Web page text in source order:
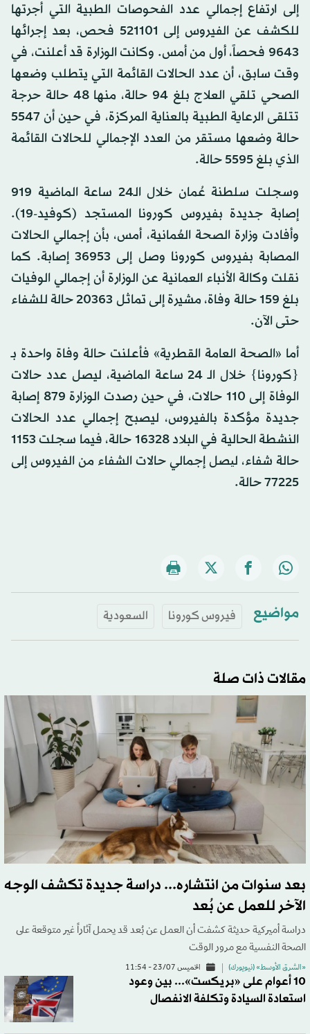
إلى ارتفاع إجمالي عدد الفحوصات الطبية التي أجرتها
للكشف عن الفيروس إلى 521101 فحص، بعد إجرائها
9643 فحصاً، أول من أمس. وكانت الوزارة قد أعلنت، في
وقت سابق، أن عدد الحالات القائمة التي يتطلب وضعها
الصحي تلقي العلاج بلغ 94 حالة، منها 48 حالة حرجة
تتلقى الرعاية الطبية بالعناية المركزة، في حين أن 5547
حالة وضعها مستقر من العدد الإجمالي للحالات القائمة
الذي بلغ 5595 حالة.
وسجلت سلطنة عُمان خلال الـ24 ساعة الماضية 919
إصابة جديدة بفيروس كورونا المستجد (كوفيد-19).
وأفادت وزارة الصحة العُمانية، أمس، بأن إجمالي الحالات
المصابة بفيروس كورونا وصل إلى 36953 إصابة. كما
نقلت وكالة الأنباء العمانية عن الوزارة أن إجمالي الوفيات
بلغ 159 حالة وفاة، مشيرة إلى تماثل 20363 حالة للشفاء
حتى الآن.
أما «الصحة العامة القطرية» فأعلنت حالة وفاة واحدة بـ
{كورونا} خلال الـ 24 ساعة الماضية، ليصل عدد حالات
الوفاة إلى 110 حالات، في حين رصدت الوزارة 879 إصابة
جديدة مؤكدة بالفيروس، ليصبح إجمالي عدد الحالات
النشطة الحالية في البلاد 16328 حالة، فيما سجلت 1153
حالة شفاء، لیصل إجمالي حالات الشفاء من الفيروس إلى
77225 حالة.
مواضيع فيروس كورونا السعودية
مقالات ذات صلة
بعد سنوات من انتشاره... دراسة جديدة تكشف الوجه
الآخر للعمل عن بُعد
دراسة أميركية حديثة كشفت أن العمل عن بُعد قد يحمل آثاراً غير متوقعة على
الصحة النفسية مع مرور الوقت
«الشرق الأوسط» (نيويورك) الخميس 23/07 - 11:54
10 أعوام على «بريكست»... بين وعود
استعادة السيادة وتكلفة الانفصال